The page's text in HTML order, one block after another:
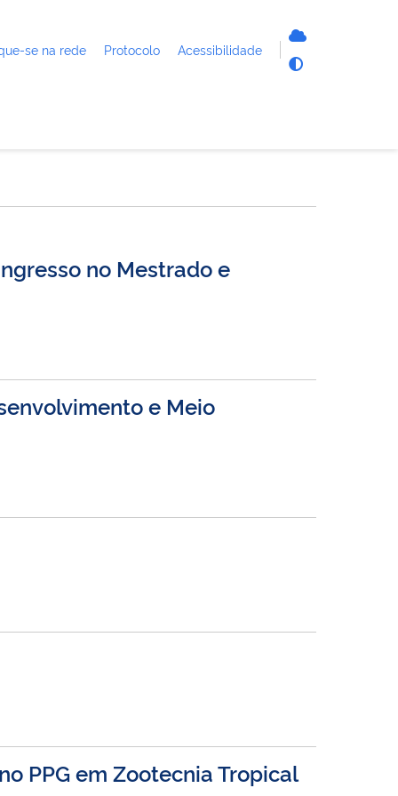
se na rede Protocolo Acessibilidade
no Mestrado e
e Meio
PPG em Zootecnia Tropical